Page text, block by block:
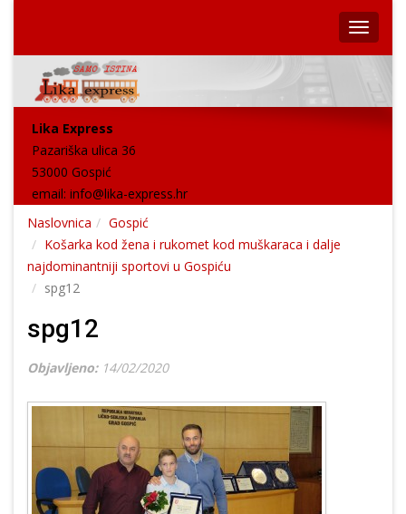
Lika Express
Pazariška ulica 36
53000 Gospić
email: info@lika-express.hr
Naslovnica
Gospić
Košarka kod žena i rukomet kod muškaraca i dalje
najdominantniji sportovi u Gospiću
spg12
spg12
Objavljeno: 14/02/2020